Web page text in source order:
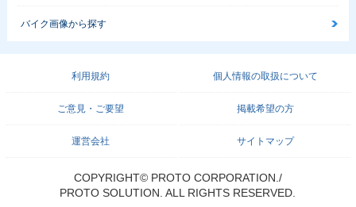
バイク画像から探す
利用規約 個人情報の取扱について
ご意見・ご要望 掲載希望の方
運営会社 サイトマップ
COPYRIGHT© PROTO CORPORATION./
PROTO SOLUTION. ALL RIGHTS RESERVED.